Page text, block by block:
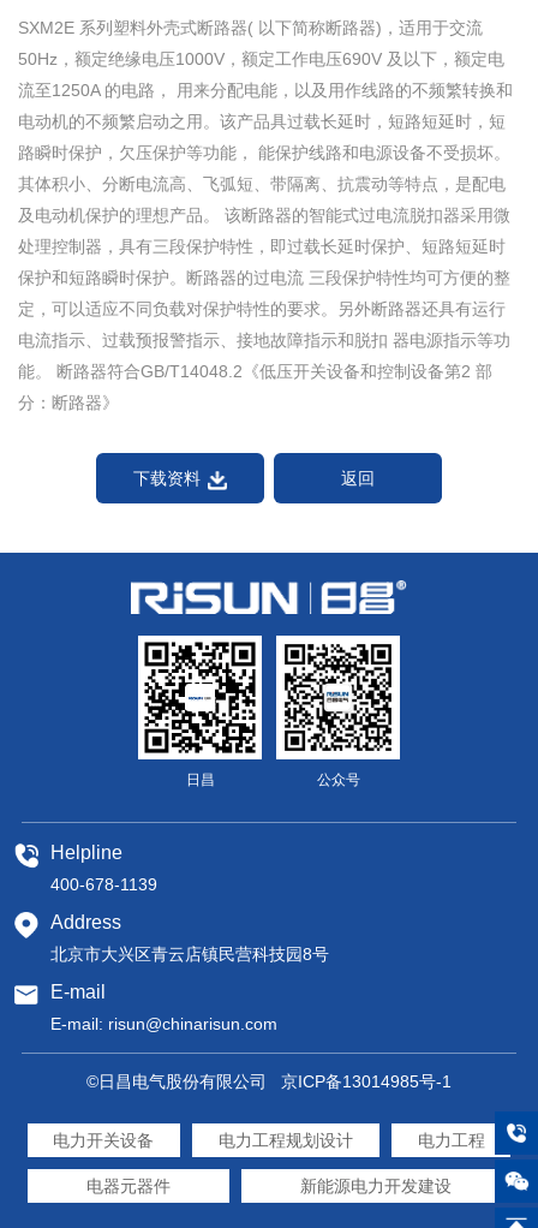
SXM2E 系列塑料外壳式断路器( 以下简称断路器)，适用于交流
50Hz，额定绝缘电压1000V，额定工作电压690V 及以下，额定电
流至1250A 的电路， 用来分配电能，以及用作线路的不频繁转换和
电动机的不频繁启动之用。该产品具过载长延时，短路短延时，短
路瞬时保护，欠压保护等功能， 能保护线路和电源设备不受损坏。
其体积小、分断电流高、飞弧短、带隔离、抗震动等特点，是配电
及电动机保护的理想产品。 该断路器的智能式过电流脱扣器采用微
处理控制器，具有三段保护特性，即过载长延时保护、短路短延时
保护和短路瞬时保护。断路器的过电流 三段保护特性均可方便的整
定，可以适应不同负载对保护特性的要求。另外断路器还具有运行
电流指示、过载预报警指示、接地故障指示和脱扣 器电源指示等功
能。 断路器符合GB/T14048.2《低压开关设备和控制设备第2 部
分：断路器》
下载资料 返回
日昌 公众号
Helpline
400-678-1139
Address
北京市大兴区青云店镇民营科技园8号
E-mail
E-mail: risun@chinarisun.com
©日昌电气股份有限公司 京ICP备13014985号-1
电力开关设备 电力工程规划设计 电力工程
电器元器件 新能源电力开发建设